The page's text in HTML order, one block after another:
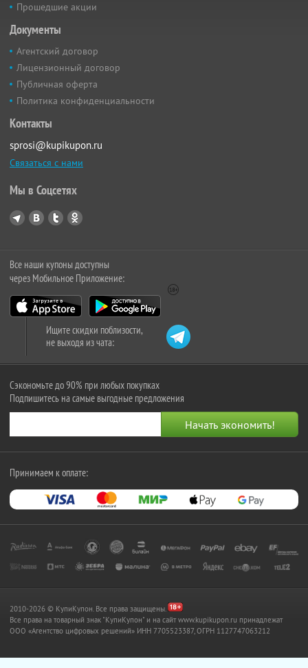
Прошедшие акции
Документы
Агентский договор
Лицензионный договор
Публичная оферта
Политика конфиденциальности
Контакты
sprosi@kupikupon.ru
Связаться с нами
Мы в Соцсетях
Все наши купоны доступны
через Мобильное Приложение:
Ищите скидки поблизости,
не выходя из чата:
Сэкономьте до 90% при любых покупках
Подпишитесь на самые выгодные предложения
Принимаем к оплате:
2010-2026 © КупиКупон. Все права защищены.
Все права на товарный знак "КупиКупон" и на сайт www.kupikupon.ru принадлежат
OOO «Агентство цифровых решений» ИНН 7705523387, ОГРН 1127747063212